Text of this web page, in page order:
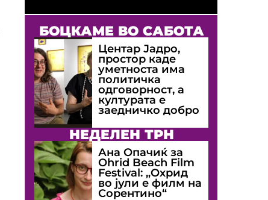
БОЦКАМЕ ВО САБОТА
Центар Јадро,
простор каде
уметноста има
политичка
одговорност, а
културата е
заедничко добро
НЕДЕЛЕН ТРН
Ана Опачиќ за
Оhrid Beach Film
Festival: „Охрид
во јули е филм на
Сорентино“